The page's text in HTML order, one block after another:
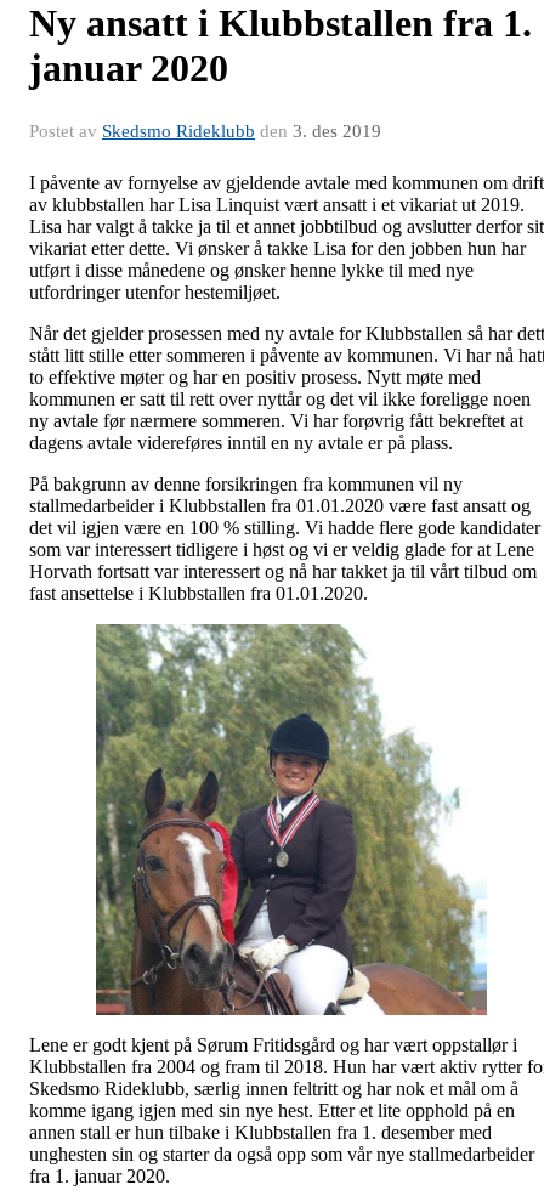
Ny ansatt i Klubbstallen fra 1.
januar 2020
Postet av Skedsmo Rideklubb den 3. des 2019
I påvente av fornyelse av gjeldende avtale med kommunen om drift
av klubbstallen har Lisa Linquist vært ansatt i et vikariat ut 2019.
Lisa har valgt å takke ja til et annet jobbtilbud og avslutter derfor
vikariat etter dette. Vi ønsker å takke Lisa for den jobben hun har
utført i disse månedene og ønsker henne lykke til med nye
utfordringer utenfor hestemiljøet.
Når det gjelder prosessen med ny avtale for Klubbstallen så har
stått litt stille etter sommeren i påvente av kommunen. Vi har nå
to effektive møter og har en positiv prosess. Nytt møte med
kommunen er satt til rett over nyttår og det vil ikke foreligge noen
ny avtale før nærmere sommeren. Vi har forøvrig fått bekreftet at
dagens avtale videreføres inntil en ny avtale er på plass.
På bakgrunn av denne forsikringen fra kommunen vil ny
stallmedarbeider i Klubbstallen fra 01.01.2020 være fast ansatt og
det vil igjen være en 100 % stilling. Vi hadde flere gode kandidater
som var interessert tidligere i høst og vi er veldig glade for at Lene
Horvath fortsatt var interessert og nå har takket ja til vårt tilbud om
fast ansettelse i Klubbstallen fra 01.01.2020.
Lene er godt kjent på Sørum Fritidsgård og har vært oppstallør i
Klubbstallen fra 2004 og fram til 2018. Hun har vært aktiv rytter
Skedsmo Rideklubb, særlig innen feltritt og har nok et mål om å
komme igang igjen med sin nye hest. Etter et lite opphold på en
annen stall er hun tilbake i Klubbstallen fra 1. desember med
unghesten sin og starter da også opp som vår nye stallmedarbeider
fra 1. januar 2020.